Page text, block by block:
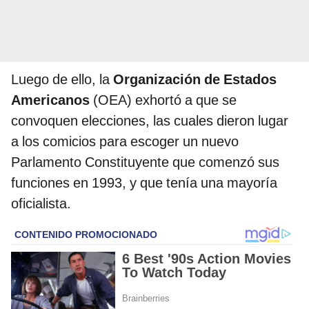
Luego de ello, la Organización de Estados
Americanos (OEA) exhortó a que se
convoquen elecciones, las cuales dieron lugar
a los comicios para escoger un nuevo
Parlamento Constituyente que comenzó sus
funciones en 1993, y que tenía una mayoría
oficialista.